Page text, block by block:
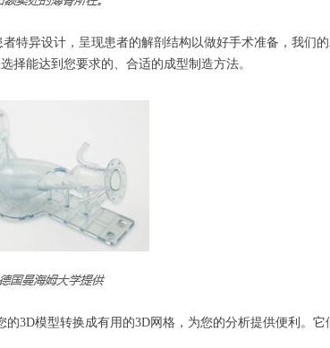
特异设计，呈现患者的解剖结构以做好手术准备，我们
择能达到您要求的、合适的成型制造方法。
3D模型转换成有用的3D网格，为您的分析提供便利。它